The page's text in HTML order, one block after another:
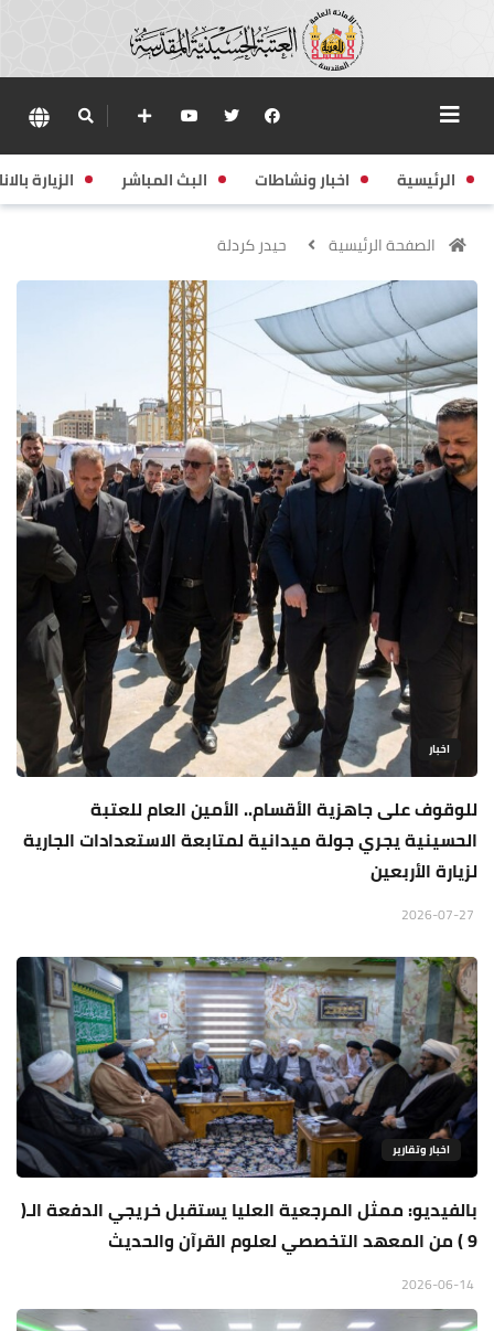
الرئيسية اخبار ونشاطات البث المباشر الزيارة
الصفحة الرئيسية حيدر كردلة
اخبار
للوقوف على جاهزية الأقسام.. الأمين العام للعتبة
الحسينية يجري جولة ميدانية لمتابعة الاستعدادات الجارية
لزيارة الأربعين
اخبار وتقارير
بالفيديو: ممثل المرجعية العليا يستقبل خريجي الدفعة الـ(
9 ) من المعهد التخصصي لعلوم القرآن والحديث